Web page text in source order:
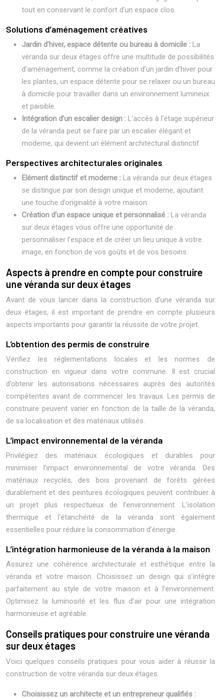
tout en conservant le confort d’un espace clos.
Solutions d’aménagement créatives
Jardin d’hiver, espace détente ou bureau à domicile : La
véranda sur deux étages offre une multitude de possibilités
d’aménagement, comme la création d’un jardin d’hiver pour
les plantes, un espace détente pour se relaxer ou un bureau
à domicile pour travailler dans un environnement lumineux
et paisible.
Intégration d’un escalier design : L’accès à l’étage supérieur
de la véranda peut se faire par un escalier élégant et
moderne, qui devient un élément architectural distinctif.
Perspectives architecturales originales
Elément distinctif et moderne : La véranda sur deux étages
se distingue par son design unique et moderne, ajoutant
une touche d’originalité à votre maison.
Création d’un espace unique et personnalisé : La véranda
sur deux étages vous offre une opportunité de
personnaliser l’espace et de créer un lieu unique à votre
image, en fonction de vos goûts et de vos besoins.
Aspects à prendre en compte pour construire
une véranda sur deux étages
Avant de vous lancer dans la construction d’une véranda sur
deux étages, il est important de prendre en compte plusieurs
aspects importants pour garantir la réussite de votre projet.
L’obtention des permis de construire
Vérifiez les réglementations locales et les normes de
construction en vigueur dans votre commune. Il est crucial
d’obtenir les autorisations nécessaires auprès des autorités
compétentes avant de commencer les travaux. Les permis de
construire peuvent varier en fonction de la taille de la véranda,
de sa localisation et des matériaux utilisés.
L’impact environnemental de la véranda
Privilégiez des matériaux écologiques et durables pour
minimiser l’impact environnemental de votre véranda. Des
matériaux recyclés, des bois provenant de forêts gérées
durablement et des peintures écologiques peuvent contribuer à
un projet plus respectueux de l’environnement. L’isolation
thermique et l’étanchéité de la véranda sont également
essentielles pour réduire la consommation d’énergie.
L’intégration harmonieuse de la véranda à la maison
Assurez une cohérence architecturale et esthétique entre la
véranda et votre maison. Choisissez un design qui s’intègre
parfaitement au style de votre maison et à l’environnement.
Optimisez la luminosité et les flux d’air pour une intégration
harmonieuse et agréable.
Conseils pratiques pour construire une véranda
sur deux étages
Voici quelques conseils pratiques pour vous aider à réussir la
construction de votre véranda sur deux étages.
Choisissez un architecte et un entrepreneur qualifiés :